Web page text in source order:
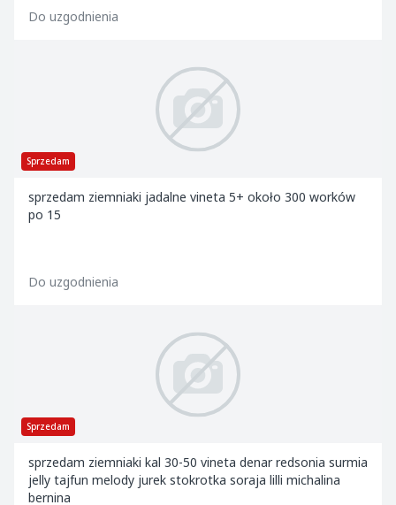
Do uzgodnienia
Sprzedam
sprzedam ziemniaki jadalne vineta 5+ około 300 worków
po 15
Do uzgodnienia
Sprzedam
sprzedam ziemniaki kal 30-50 vineta denar redsonia surmia
jelly tajfun melody jurek stokrotka soraja lilli michalina
bernina